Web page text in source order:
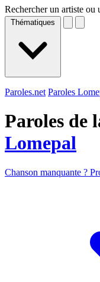
Rechercher un artiste ou
Thématiques
Paroles.net Paroles
Paroles de
Lomepal
Chanson manquante ?